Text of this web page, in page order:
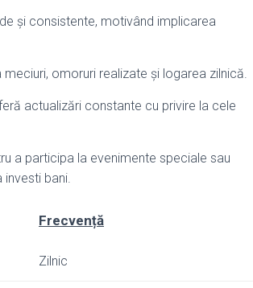
și consistente, motivând implicarea
omoruri realizate și logarea zilnică.
actualizări constante cu privire la cele
a participa la evenimente speciale sau
bani.
Frecvență
Zilnic